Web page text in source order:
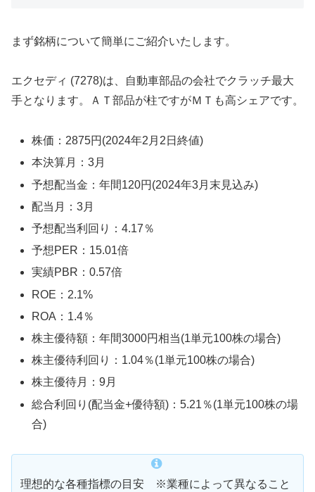
まず銘柄について簡単にご紹介いたします。
エクセディ (7278)は、自動車部品の会社でクラッチ最大
手となります。ＡＴ部品が柱ですがＭＴも高シェアです。
株価：2875円(2024年2月2日終値)
本決算月：3月
予想配当金：年間120円(2024年3月末見込み)
配当月：3月
予想配当利回り：4.17％
予想PER：15.01倍
実績PBR：0.57倍
ROE：2.1%
ROA：1.4％
株主優待額：年間3000円相当(1単元100株の場合)
株主優待利回り：1.04％(1単元100株の場合)
株主優待月：9月
総合利回り(配当金+優待額)：5.21％(1単元100株の場
合)
理想的な各種指標の目安 ※業種によって異なること